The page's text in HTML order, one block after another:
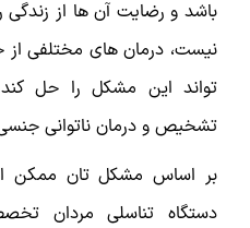
باشد و رضایت آن ها از
نیست، درمان های مختلفی
تواند این مشکل را حل
تشخیص و درمان ناتوانی جنسی
بر اساس مشکل تان ممکن
دستگاه تناسلی مردان